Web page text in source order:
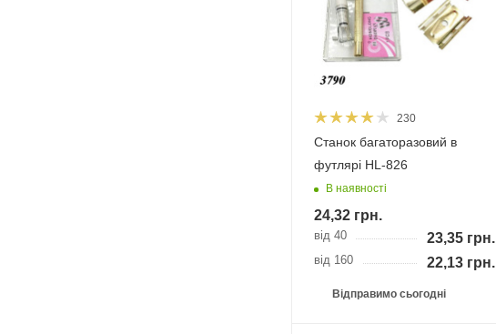
230
Станок багаторазовий в
футлярі HL-826
В наявності
24,32 грн.
від 40 23,35 грн.
від 160 22,13 грн.
Відправимо сьогодні